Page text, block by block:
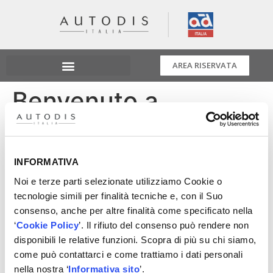
INFORMATIVA
Noi e terze parti selezionate utilizziamo Cookie o
tecnologie simili per finalità tecniche e, con il Suo
consenso, anche per altre finalità come specificato nella
‘Cookie Policy’. Il rifiuto del consenso può rendere non
disponibili le relative funzioni. Scopra di più su chi siamo,
come può contattarci e come trattiamo i dati personali
nella nostra ‘Informativa sito’.
AREA RISERVATA
Benvenuto a
Meat&Doria
Diamo il benvenuto a Meat&Doria che entra a far parte
dei Fornitori Partner della Centrale Acquisti di Autodis
Italia | AD, per distribuire sul mercato: sensori,
componenti motore, ricambi per impianti iniezione e
tante altre linee di prodotto. L’azienda, fondata nel 1945
oggi è un punto di riferimento nel mercato
internazionale, offre un catalogo di oltre 40.000
componenti. #AutodisPartner